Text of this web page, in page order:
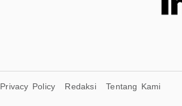
Privacy Policy Redaksi Tentang Kami